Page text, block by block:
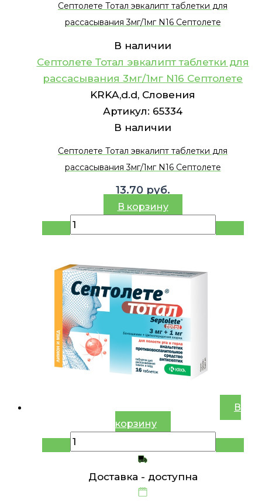
Септолете Тотал эвкалипт таблетки для
рассасывания 3мг/1мг N16 Септолете
В наличии
Септолете Тотал эвкалипт таблетки для
рассасывания 3мг/1мг N16 Септолете
KRKA,d.d, Словения
Артикул: 65334
В наличии
Септолете Тотал эвкалипт таблетки для
рассасывания 3мг/1мг N16 Септолете
13.70 руб.
В корзину
В
корзину
Доставка - доступна